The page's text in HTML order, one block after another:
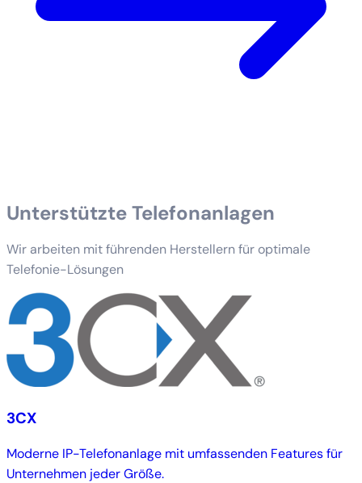
Unterstützte Telefonanlagen
Wir arbeiten mit führenden Herstellern für optimale
Telefonie-Lösungen
3CX
Moderne IP-Telefonanlage mit umfassenden Features für
Unternehmen jeder Größe.